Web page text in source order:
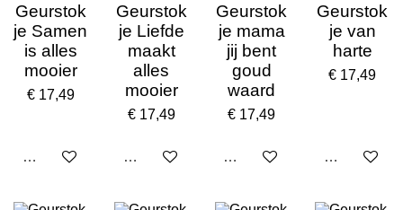
Geurstok
je Samen
is alles
mooier
€ 17,49
Uitverkocht
Geurstok
je Liefde
maakt
alles
mooier
€ 17,49
Uitverkocht
Geurstok
je mama
jij bent
goud
waard
€ 17,49
Uitverkocht
Geurstok
je van
harte
€ 17,49
Uitverkocht